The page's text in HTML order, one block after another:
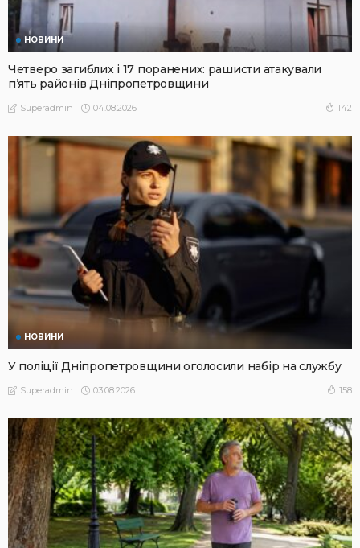
НОВИНИ
Четверо загиблих і 17 поранених: рашисти атакували
п’ять районів Дніпропетровщини
Superadmin 04.08.2026 142
НОВИНИ
У поліції Дніпропетровщини оголосили набір на службу
Superadmin 03.08.2026 158